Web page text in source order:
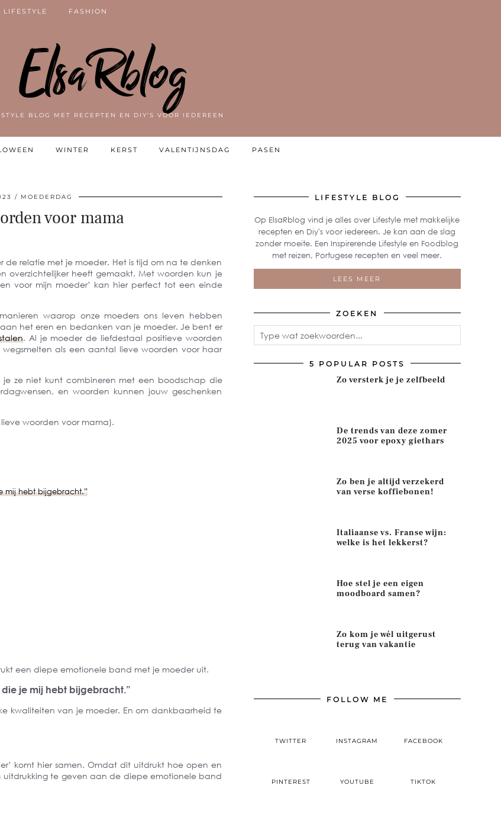
ElsaRblog
BLOG MET RECEPTEN EN DIY’S VOOR IEDEREEN
LIFESTYLE FASHION
WINTER KERST VALENTIJNSDAG PASEN
MOEDERDAG
voor mama
relatie met je moeder. Het is tijd om na te denken
overzichtelijker heeft gemaakt. Met woorden kun je
voor mijn moeder’ kan hier perfect tot een einde
waarop onze moeders ons leven hebben
het eren en bedanken van je moeder. Je bent er
. Al je moeder de liefdestaal positieve woorden
als een aantal lieve woorden voor haar
ze niet kunt combineren met een boodschap die
en woorden kunnen jouw geschenken
woorden voor mama).
mij hebt bijgebracht.”
een diepe emotionele band met je moeder uit.
je mij hebt bijgebracht.”
kwaliteiten van je moeder. En om dankbaarheid te
komt hier samen. Omdat dit uitdrukt hoe open en
uitdrukking te geven aan de diepe emotionele band
LIFESTYLE BLOG
Op ElsaRblog vind je alles over Lifestyle met makkelijke
recepten en Diy's voor iedereen. Je kan aan de slag
zonder moeite. Een Inspirerende Lifestyle en Foodblog
met reizen, Portugese recepten en veel meer.
LEES MEER
ZOEKEN
5 POPULAR POSTS
Zo versterk je je zelfbeeld
De trends van deze zomer
2025 voor epoxy giethars
Zo ben je altijd verzekerd
van verse koffiebonen!
Italiaanse vs. Franse wijn:
welke is het lekkerst?
Hoe stel je een eigen
moodboard samen?
Zo kom je wél uitgerust
terug van vakantie
FOLLOW ME
TWITTER INSTAGRAM FACEBOOK
PINTEREST YOUTUBE TIKTOK